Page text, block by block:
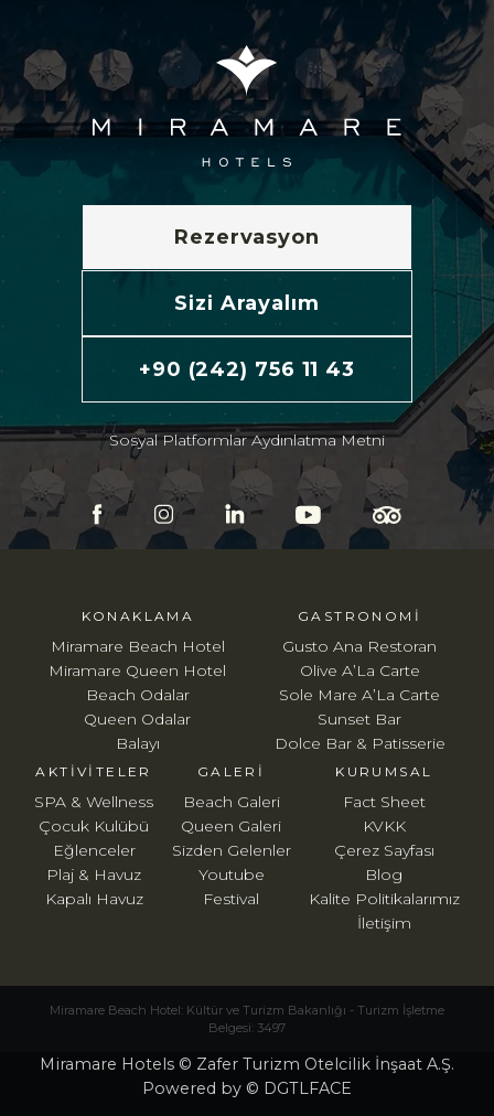
Rezervasyon
Sizi Arayalım
+90 (242) 756 11 43
Miramare Beach Hotel
Miramare Queen Hotel
Beach Odalar
Queen Odalar
Balayı
Gusto Ana Restoran
Olive A’La Carte
Sole Mare A’La Carte
Sunset Bar
Dolce Bar & Patisserie
AKTIVITELER
SPA & Wellness
Çocuk Kulübü
Eğlenceler
Plaj & Havuz
Kapalı Havuz
KURUMSAL
Fact Sheet
KVKK
Çerez Sayfası
Blog
Kalite Politikalarımız
İletişim
Beach Galeri
Queen Galeri
Sizden Gelenler
Youtube
Festival
Sosyal Platformlar Aydınlatma Metni
Miramare Beach Hotel: Kültür ve Turizm Bakanlığı - Turizm İşletme
Belgesi: 3497
Miramare Hotels © Zafer Turizm Otelcilik İnşaat A.Ş.
Powered by © DGTLFACE